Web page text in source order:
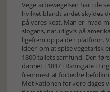
Vegetarbevægelsen har i de
hvilket blandt andet skyldes
på vores kost. Man er, hvad
slogans, naturligvis på
ligefrem op på den platform.
ideen om at spise vegetarisk
1800-tallets samfund. Den
dannet i 1847 i Ramsgate i
fremmest at forbedre
Motivationen for vore dages